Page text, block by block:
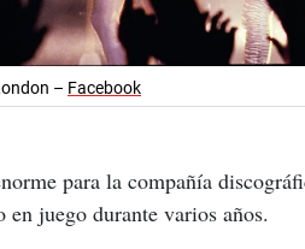
– Facebook
para la compañía
en juego durante varios años.